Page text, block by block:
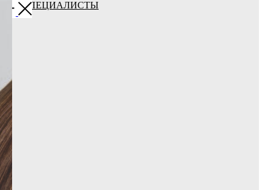
ВСЕ СПЕЦИАЛИСТЫ